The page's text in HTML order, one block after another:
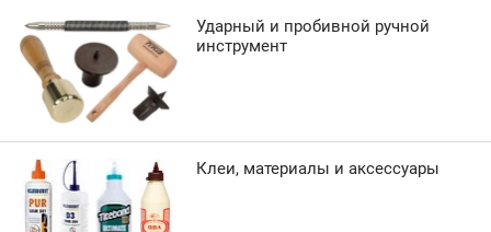
Ударный и пробивной ручной
инструмент
Клеи, материалы и аксессуары